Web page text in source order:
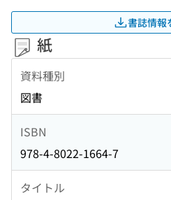
書誌情報
紙
資料種別
図書
ISBN
978-4-8022-1664-7
タイトル